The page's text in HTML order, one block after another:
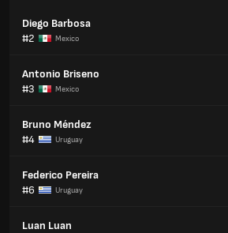
Diego Barbosa
#2
Mexico
Antonio Briseno
#3
Mexico
Bruno Méndez
#4
Uruguay
Federico Pereira
#6
Uruguay
Luan Luan